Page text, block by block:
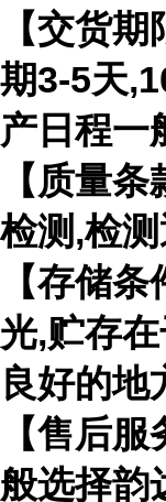
【交货
期3-5天
产日程一
【质量
检测,检测
【存储
光,贮存
良好的地
【售后
般选择韵